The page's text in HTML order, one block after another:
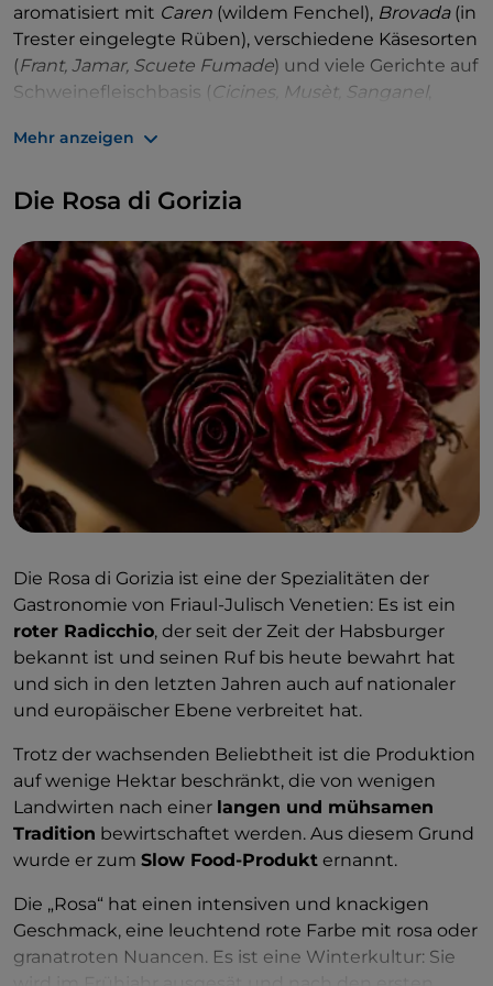
aromatisiert mit Caren (wildem Fenchel), Brovada(in
Trester eingelegte Rüben), verschiedene Käsesorten
(Frant, Jamar, Scuete Fumade) und viele Gerichte auf
Schweinefleischbasis (Cicines, Musèt, Sanganel,
unendliche Vielfalt an Wurstwaren).
Auch die einheimischen Weine
der lokalen Gastronomie, haben ganz besondere
Namen: Picolit, Ocelot, Terrano, Pignolo,
Schioppettino, Vitovska, Tazzelenghe passen sehr
gut zu den typischen Gerichten, im Namen und im
Geschmack!
Mehr anzeigen
Die Rosa di Gorizia
Die Rosa di Gorizia ist eine der Spezialitäten der
Gastronomie von Friaul-Julisch Venetien: Es ist ein
roter Radicchio, der seit der Zeit der Habsburger
bekannt ist und seinen Ruf bis heute bewahrt hat
und sich in den letzten Jahren auch auf nationaler
und europäischer Ebene verbreitet hat.
Trotz der wachsenden Beliebtheit ist die Produktion
auf wenige Hektar beschränkt, die von wenigen
Landwirten nach einer langen und mühsamen
Tradition bewirtschaftet werden. Aus diesem Grund
wurde er zum Slow Food-Produkt ernannt.
Die „Rosa“ hat einen intensiven und knackigen
Geschmack, eine leuchtend rote Farbe mit rosa oder
granatroten Nuancen. Es ist eine Winterkultur: Sie